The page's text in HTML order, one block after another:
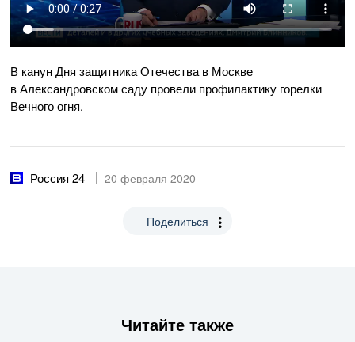
В канун Дня защитника Отечества в Москве
в Александровском саду провели профилактику горелки
Вечного огня.
Россия 24 20 февраля 2020
Поделиться
Читайте также